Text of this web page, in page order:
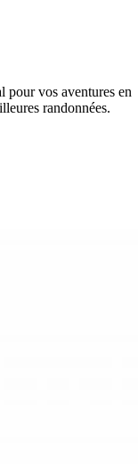
pour vos aventures en
randonnées.